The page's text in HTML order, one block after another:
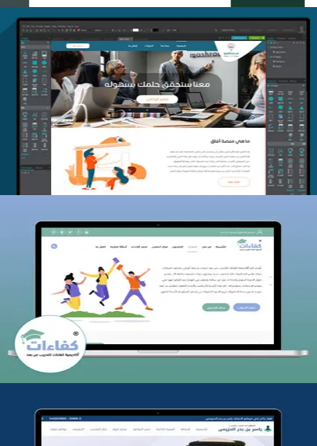
منصة أفق للتدريب
التفاصيل
كفاءات للتدريب
التفاصيل